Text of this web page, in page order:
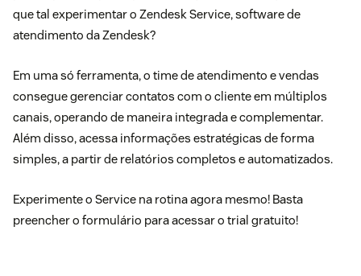
que tal experimentar o Zendesk Service, software de
atendimento da Zendesk?
Em uma só ferramenta, o time de atendimento e vendas
consegue gerenciar contatos com o cliente em múltiplos
canais, operando de maneira integrada e complementar.
Além disso, acessa informações estratégicas de forma
simples, a partir de relatórios completos e automatizados.
Experimente o Service na rotina agora mesmo! Basta
preencher o formulário para acessar o trial gratuito!